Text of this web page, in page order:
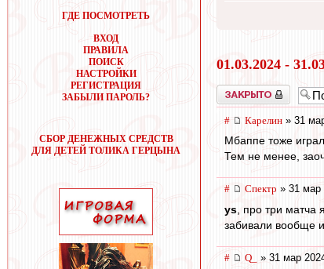
ГДЕ ПОСМОТРЕТЬ
ВХОД
ПРАВИЛА
ПОИСК
НАСТРОЙКИ
РЕГИСТРАЦИЯ
ЗАБЫЛИ ПАРОЛЬ?
СБОР ДЕНЕЖНЫХ СРЕДСТВ
ДЛЯ ДЕТЕЙ ТОЛИКА ГЕРЦЫНА
01.03.2024 -
Закрыто
# Карелин » 31
Мбаппе тоже
Тем не менее,
# Спектр » 31 мар
ys , про три
забивали вообще и
# Q_ » 31 мар